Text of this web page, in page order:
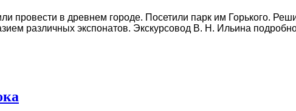
провести в древнем городе. Посетили парк им Горького.
различных экспонатов. Экскурсовод В. Н. Ильина